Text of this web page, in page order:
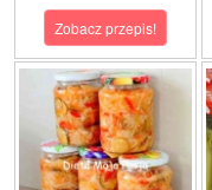
Zobacz przepis!